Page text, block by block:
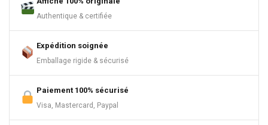
Authentique & certifiée
Expédition soignée
Emballage rigide & sécurisé
Paiement 100% sécurisé
Visa, Mastercard, Paypal